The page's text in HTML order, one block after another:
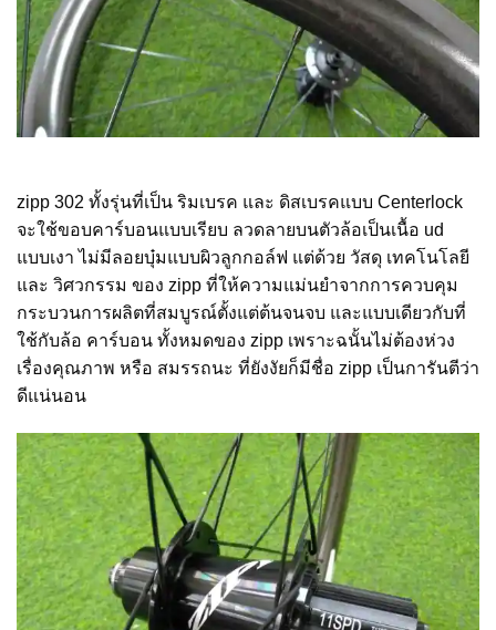
zipp 302 ทั้งรุ่นที่เป็น ริมเบรค และ ดิสเบรคแบบ Centerlock
จะใช้ขอบคาร์บอนแบบเรียบ ลวดลายบนตัวล้อเป็นเนื้อ ud
แบบเงา ไม่มีลอยบุ๋มแบบผิวลูกกอล์ฟ แต่ด้วย วัสดุ เทคโนโลยี
และ วิศวกรรม ของ zipp ที่ให้ความแม่นยำจากการควบคุม
กระบวนการผลิตที่สมบูรณ์ตั้งแต่ต้นจนจบ และแบบเดียวกับที่
ใช้กับล้อ คาร์บอน ทั้งหมดของ zipp เพราะฉนั้นไม่ต้องห่วง
เรื่องคุณภาพ หรือ สมรรถนะ ที่ยังงัยก็มีชื่อ zipp เป็นการันตีว่า
ดีแน่นอน